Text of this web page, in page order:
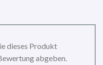
dieses Produkt
abgeben.